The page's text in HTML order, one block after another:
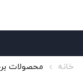
خانه محصولات